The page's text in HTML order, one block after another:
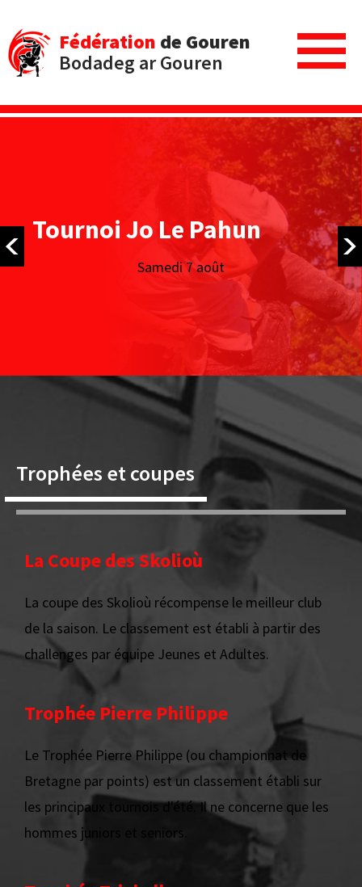
Fédération de Gouren
Bodadeg ar Gouren
Tournoi Jo Le Pahun
Samedi 7 août
Trophées et coupes
La Coupe des Skolioù
La coupe des Skolioù récompense le meilleur club
de la saison. Le classement est établi à partir des
challenges par équipe Jeunes et Adultes.
Trophée Pierre Philippe
Le Trophée Pierre Philippe (ou championnat de
Bretagne par points) est un classement établi sur
les principaux tournois d'été. Il ne concerne que les
hommes juniors et seniors.